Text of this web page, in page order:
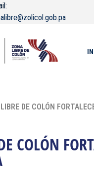
DE COLÓN
COLÓN